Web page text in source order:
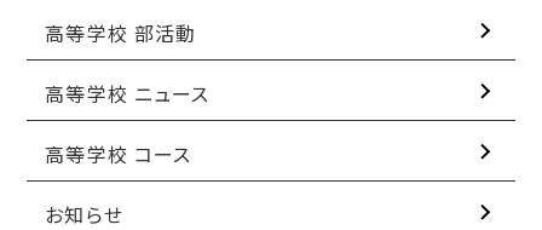
高等学校 部活動
高等学校 ニュース
高等学校 コース
お知らせ